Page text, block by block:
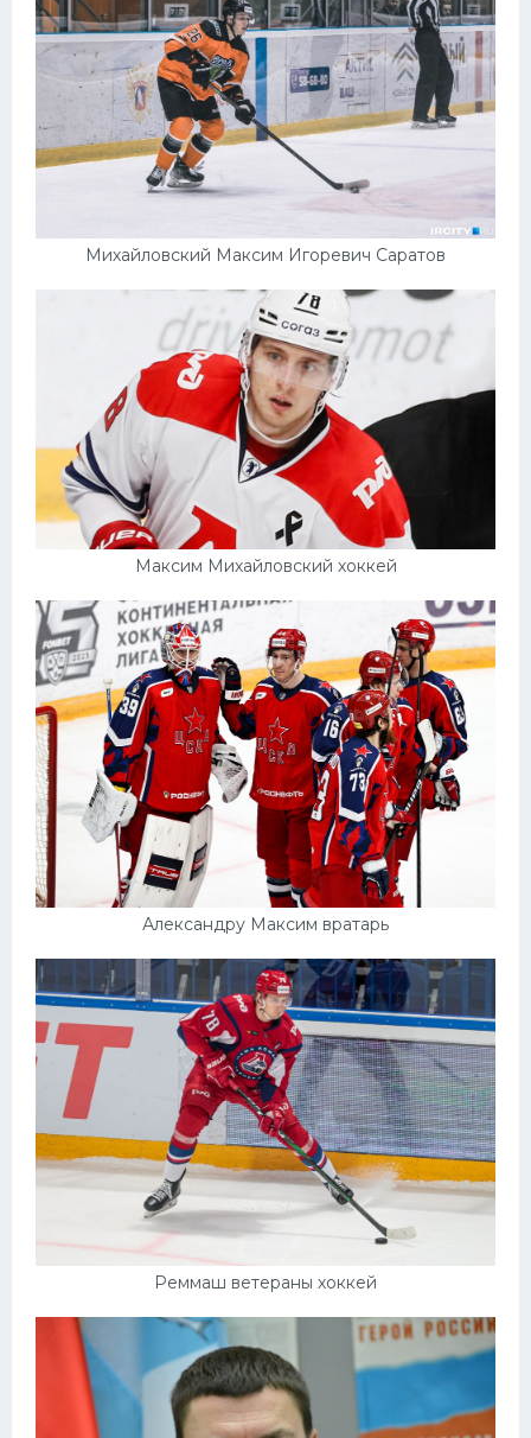
Михайловский Максим Игоревич Саратов
Максим Михайловский хоккей
Александру Максим вратарь
Реммаш ветераны хоккей